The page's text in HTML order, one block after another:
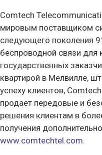
Comtech
мировым поставщиком
следующего поколения
беспроводной связи для
государственных
квартирой в Мелвилле,
успеху клиентов,
продает передовые и
решения клиентам в
получения
www.comtechtel.com.